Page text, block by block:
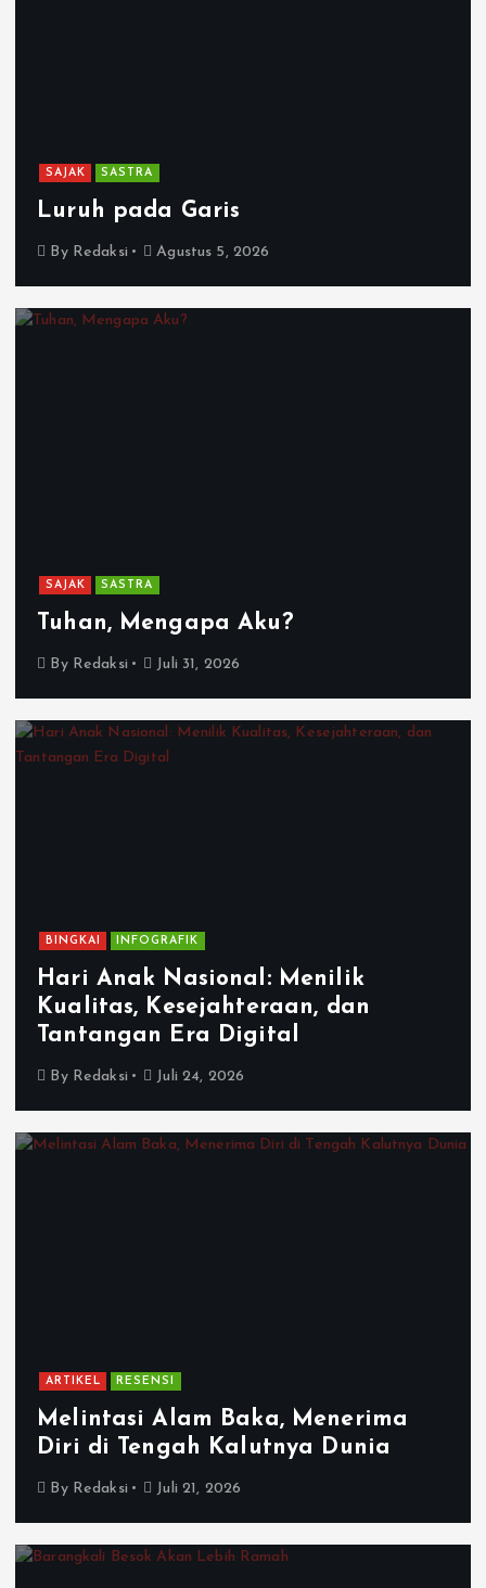
SAJAK SASTRA
Luruh pada Garis
By Redaksi Agustus 5, 2026
SAJAK SASTRA
Tuhan, Mengapa Aku?
By Redaksi Juli 31, 2026
BINGKAI INFOGRAFIK
Hari Anak Nasional: Menilik
Kualitas, Kesejahteraan, dan
Tantangan Era Digital
By Redaksi Juli 24, 2026
ARTIKEL RESENSI
Melintasi Alam Baka, Menerima
Diri di Tengah Kalutnya Dunia
By Redaksi Juli 21, 2026